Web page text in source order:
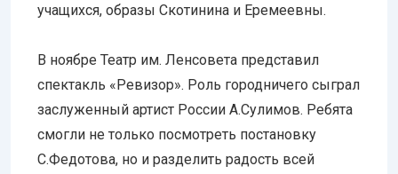
учащихся, образы Скотинина и Еремеевны.
В ноябре Театр им. Ленсовета представил
спектакль «Ревизор». Роль городничего сыграл
заслуженный артист России А.Сулимов. Ребята
смогли не только посмотреть постановку
С.Федотова, но и разделить радость всей